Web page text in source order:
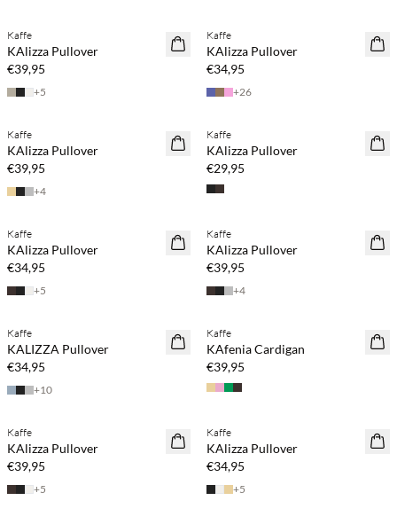
NEUHEITEN
Kaffe
KAlizza Pullover
€39,95
+5
NEUHEITEN
Kaffe
KAlizza Pullover
€34,95
+26
NEUHEITEN
Kaffe
KAlizza Pullover
€39,95
+4
NEUHEITEN
Kaffe
KAlizza Pullover
€29,95
NEUHEITEN
Kaffe
KAlizza Pullover
€34,95
+5
NEUHEITEN
Kaffe
KAlizza Pullover
€39,95
+4
NEUHEITEN
Kaffe
KALIZZA Pullover
€34,95
+10
NEUHEITEN
Kaffe
KAfenia Cardigan
€39,95
NEUHEITEN
Kaffe
KAlizza Pullover
€39,95
+5
NEUHEITEN
Kaffe
KAlizza Pullover
€34,95
+5